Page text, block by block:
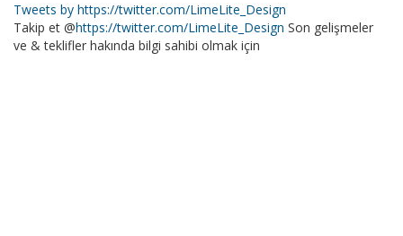
Tweets by https://twitter.com/LimeLite_Design
Takip et @https://twitter.com/LimeLite_Design Son gelişmeler
ve & teklifler hakında bilgi sahibi olmak için